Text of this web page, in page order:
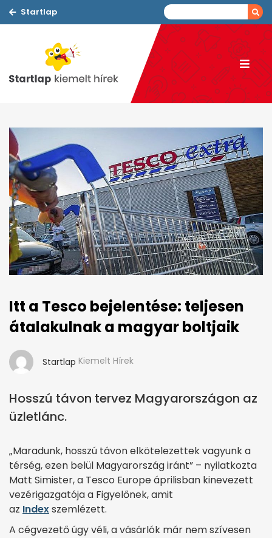
Startlap
Itt a Tesco bejelentése: teljesen
átalakulnak a magyar boltjaik
Startlap Kiemelt Hírek
Hosszú távon tervez Magyarországon az
üzletlánc.
„Maradunk, hosszú távon elkötelezettek vagyunk a
térség, ezen belül Magyarország iránt” – nyilatkozta
Matt Simister, a Tesco Europe áprilisban kinevezett
vezérigazgatója a Figyelőnek, amit
az Indexszemlézett.
A cégvezető úgy véli, a vásárlók már nem szívesen